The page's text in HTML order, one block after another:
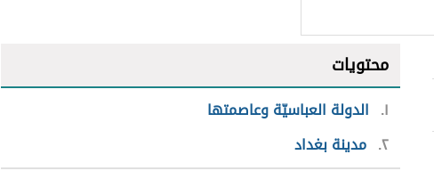
محتويات
١ الدولة العباسيّة وعاصمتها
٢ مدينة بغداد